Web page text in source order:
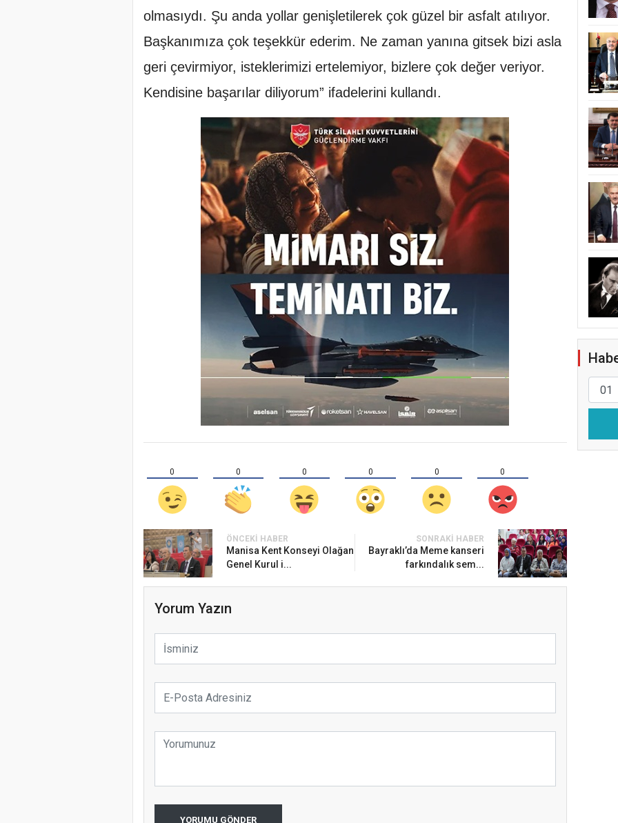
olmasıydı. Şu anda yollar genişletilerek çok güzel bir asfalt atılıyor.
Başkanımıza çok teşekkür ederim. Ne zaman yanına gitsek bizi asla
geri çevirmiyor, isteklerimizi ertelemiyor, bizlere çok değer veriyor.
Kendisine başarılar diliyorum” ifadelerini kullandı.
0 0 0 0 0 0
ÖNCEKI HABER
Manisa Kent Konseyi Olağan
Genel Kurul i...
SONRAKI HABER
Bayraklı’da Meme kanseri
farkındalık sem...
Yorum Yazın
YORUMU GÖNDER